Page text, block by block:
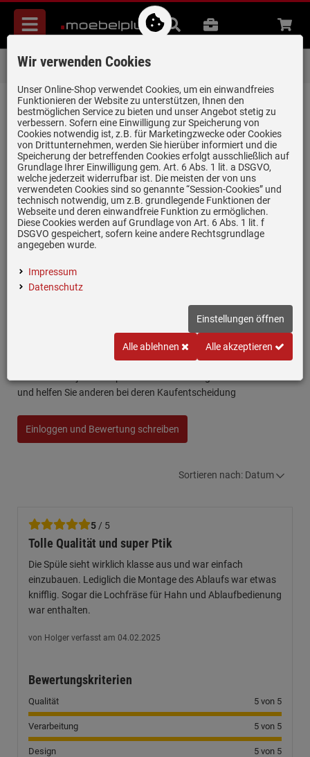
Menü
Suche
B2B Beratung
Über 85.000 positive Bewertungen
zurück zum Artikel
Bewertungen
6 Bewertungen
1 Bewertungen
0 Bewertungen
Franke Strata STG 651-86 Cashmere - 114.0338.334
und helfen Sie anderen bei deren Kaufentscheidung
Einloggen und Bewertung schreiben
Sortieren nach: Datum
5 / 5
Tolle Qualität und super Ptik
Die Spüle sieht wirklich klasse aus und war einfach
einzubauen. Lediglich die Montage des Ablaufs war etwas
knifflig. Sogar die Lochfräse für Hahn und Ablaufbedienung
war enthalten.
von Holger verfasst am 04.02.2025
Bewertungskriterien
Qualität 5 von 5
Verarbeitung 5 von 5
Design 5 von 5
Wir verwenden Cookies
Unser Online-Shop verwendet Cookies, um ein einwandfreies
Funktionieren der Website zu unterstützen, Ihnen den
bestmöglichen Service zu bieten und unser Angebot stetig zu
verbessern. Sofern eine Einwilligung zur Speicherung von
Cookies notwendig ist, z.B. für Marketingzwecke oder Cookies
von Drittunternehmen, werden Sie hierüber informiert und die
Speicherung der betreffenden Cookies erfolgt ausschließlich auf
Grundlage Ihrer Einwilligung gem. Art. 6 Abs. 1 lit. a DSGVO,
welche jederzeit widerrufbar ist. Die meisten der von uns
verwendeten Cookies sind so genannte “Session-Cookies” und
technisch notwendig, um z.B. grundlegende Funktionen der
Webseite und deren einwandfreie Funktion zu ermöglichen.
Diese Cookies werden auf Grundlage von Art. 6 Abs. 1 lit. f
DSGVO gespeichert, sofern keine andere Rechtsgrundlage
angegeben wurde.
Impressum
Datenschutz
Einstellungen öffnen
Alle ablehnen Alle akzeptieren